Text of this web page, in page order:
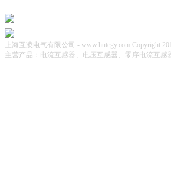
上海互凌电气有限公司 - www.hutegy.com Copyright
主营产品：电流互感器、电压互感器、零序电流互